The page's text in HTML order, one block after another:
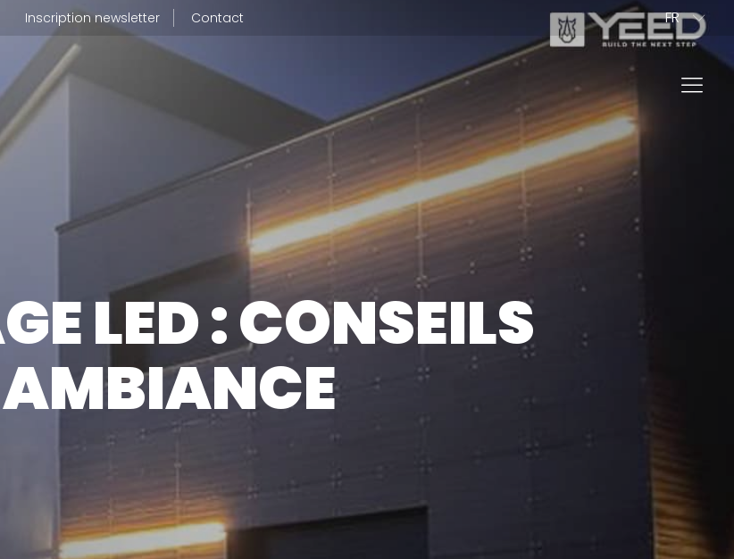
Inscription newsletter Contact
FR
EN
BG
NOUS
de production
RSE
BLOG
JE SUIS PROFESSIONNEL
OÙ TROUVER NOS PRODUITS
CALCULATEUR DE PLOTS
CONTACTEZ-NOUS
LED : CONSEILS
AMBIANCE